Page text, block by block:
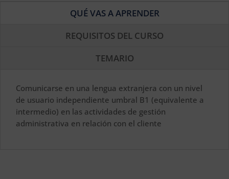
QUÉ VAS A APRENDER
REQUISITOS DEL CURSO
TEMARIO
Comunicarse en una lengua extranjera con un nivel
de usuario independiente umbral B1 (equivalente a
intermedio) en las actividades de gestión
administrativa en relación con el cliente